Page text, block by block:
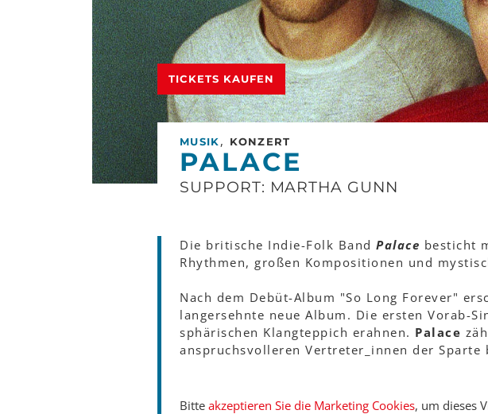
TICKETS KAUFEN
MUSIK, KONZERT
PALACE
SUPPORT: MARTHA GUNN
Die britische Indie-Folk Band Palace besticht
Rhythmen, großen Kompositionen und
Nach dem Debüt-Album "So Long Forever"
langersehnte neue Album. Die ersten Vorab-
sphärischen Klangteppich erahnen. Palace
anspruchsvolleren Vertreter_innen der
Bitte akzeptieren Sie die Marketing Cookies, um dieses